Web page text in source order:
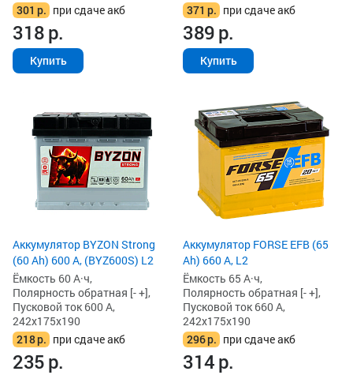
301 р. при сдаче акб
318р.
Купить
371 р. при сдаче акб
389р.
Купить
Аккумулятор BYZON Strong
(60 Ah) 600 А, (BYZ600S) L2
Ёмкость 60 А·ч,
Полярность обратная [- +],
Пусковой ток 600 А,
242x175x190
218р. при сдаче акб
235р.
Аккумулятор FORSE EFB (65
Ah) 660 А, L2
Ёмкость 65 А·ч,
Полярность обратная [- +],
Пусковой ток 660 А,
242x175x190
296р. при сдаче акб
314р.